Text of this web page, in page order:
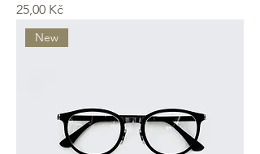
Cena
25,00 Kč
New